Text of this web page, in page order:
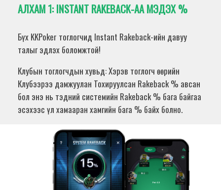
АЛХАМ 1:INSTANT RAKEBACK-АА МЭДЭХ %
Бүх KKPoker тоглогчид Instant Rakeback-ийн давуу
талыг эдлэх боломжтой!
Клубын тоглогчдын хувьд: Хэрэв тоглогч өөрийн
Клубээрээ дамжуулан Тохируулсан Rakeback % авсан
бол энэ нь тэдний системийн Rakeback % бага байгаа
эсэхээс үл хамааран хамгийн бага % байх болно.